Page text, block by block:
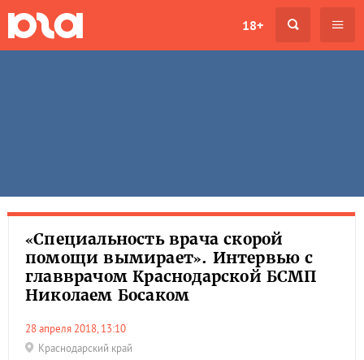
18+
«Специальность врача скорой
помощи вымирает». Интервью с
главврачом Краснодарской БСМП
Николаем Босаком
28 апреля 2018, 13:10
Краснодарский край